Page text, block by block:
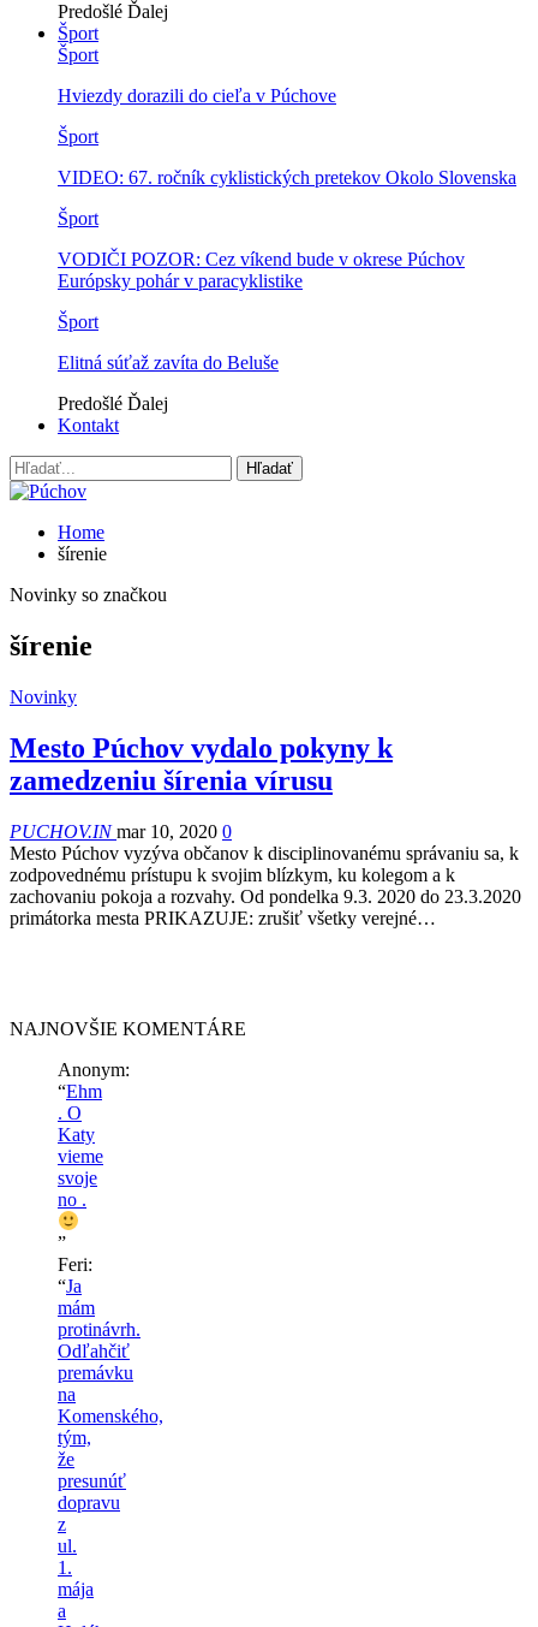
Predošlé Ďalej
Šport
Šport
Hviezdy dorazili do cieľa v Púchove
Šport
VIDEO: 67. ročník cyklistických pretekov Okolo Slovenska
Šport
VODIČI POZOR: Cez víkend bude v okrese Púchov
Európsky pohár v paracyklistike
Šport
Elitná súťaž zavíta do Beluše
Predošlé Ďalej
Kontakt
Home
šírenie
Novinky so značkou
šírenie
Novinky
Mesto Púchov vydalo pokyny k
zamedzeniu šírenia vírusu
PUCHOV.INmar 10, 2020 0
Mesto Púchov vyzýva občanov k disciplinovanému správaniu sa, k
zodpovednému prístupu k svojim blízkym, ku kolegom a k
zachovaniu pokoja a rozvahy. Od pondelka 9.3. 2020 do 23.3.2020
primátorka mesta PRIKAZUJE: zrušiť všetky verejné…
NAJNOVŠIE KOMENTÁRE
Anonym:
“Ehm
. O
Katy
vieme
svoje
no .
”
Feri:
“Ja
mám
protinávrh.
Odľahčiť
premávku
na
Komenského,
tým,
že
presunúť
dopravu
z
ul.
1.
mája
a